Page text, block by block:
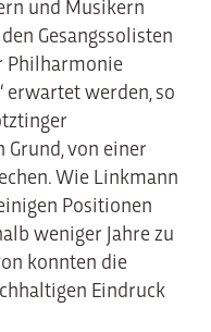
und Musikern
Gesangssolisten
Philharmonie
erwartet werden, so
von einer
Wie Linkmann
Positionen
weniger Jahre zu
konnten die
Eindruck